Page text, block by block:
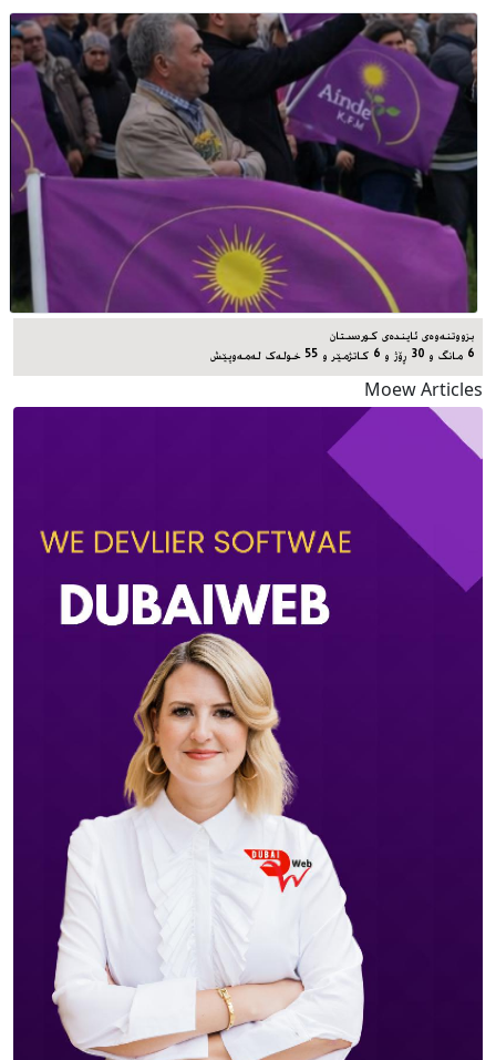
بزووتنەوەی ئایندەی کوردستان
6 مانگ و 30 ڕۆژ و 6 کاتژمێر و 55 خوله‌ک له‌مه‌وپێش‌
Moew Articles